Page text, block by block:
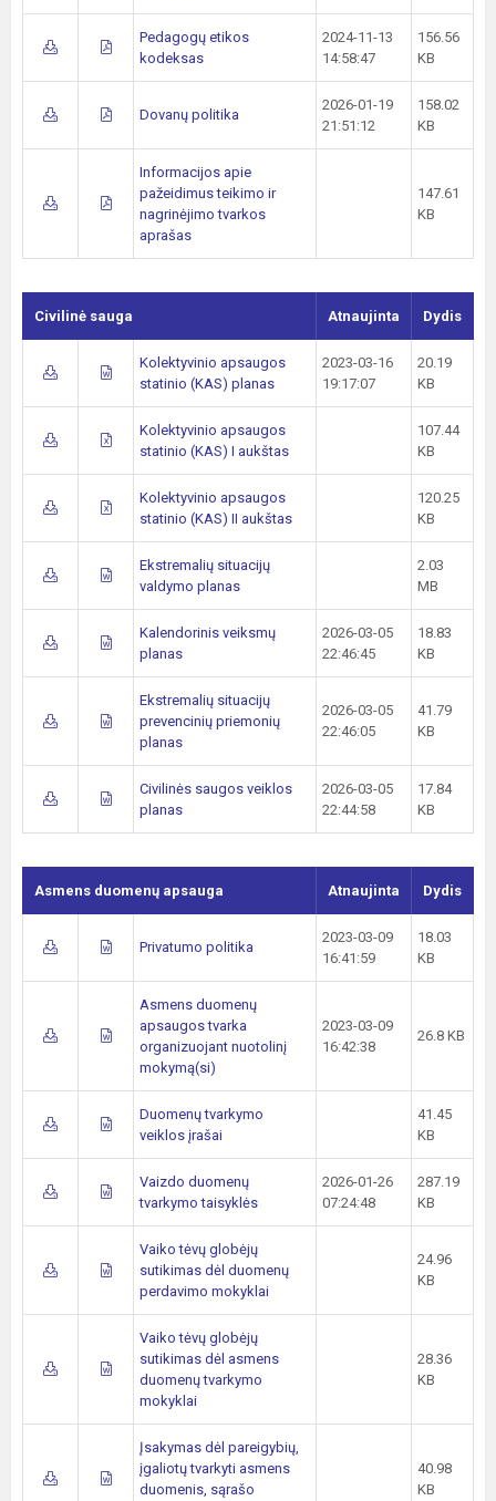
Pedagogų etikos
kodeksas
2024-11-13
14:58:47
156.56
KB
Dovanų politika
2026-01-19
21:51:12
158.02
KB
Informacijos apie
pažeidimus teikimo ir
nagrinėjimo tvarkos
aprašas
147.61
KB
Civilinė sauga Atnaujinta Dydis
Kolektyvinio apsaugos
statinio (KAS) planas
2023-03-16
19:17:07
20.19
KB
Kolektyvinio apsaugos
statinio (KAS) I aukštas
107.44
KB
Kolektyvinio apsaugos
statinio (KAS) II aukštas
120.25
KB
Ekstremalių situacijų
valdymo planas
2.03
MB
Kalendorinis veiksmų
planas
2026-03-05
22:46:45
18.83
KB
Ekstremalių situacijų
prevencinių priemonių
planas
2026-03-05
22:46:05
41.79
KB
Civilinės saugos veiklos
planas
2026-03-05
22:44:58
17.84
KB
Asmens duomenų apsauga Atnaujinta Dydis
Privatumo politika
2023-03-09
16:41:59
18.03
KB
Asmens duomenų
apsaugos tvarka
organizuojant nuotolinį
mokymą(si)
2023-03-09
16:42:38
26.8 KB
Duomenų tvarkymo
veiklos įrašai
41.45
KB
Vaizdo duomenų
tvarkymo taisyklės
2026-01-26
07:24:48
287.19
KB
Vaiko tėvų globėjų
sutikimas dėl duomenų
perdavimo mokyklai
24.96
KB
Vaiko tėvų globėjų
sutikimas dėl asmens
duomenų tvarkymo
mokyklai
28.36
KB
Įsakymas dėl pareigybių,
įgaliotų tvarkyti asmens
duomenis, sąrašo
40.98
KB